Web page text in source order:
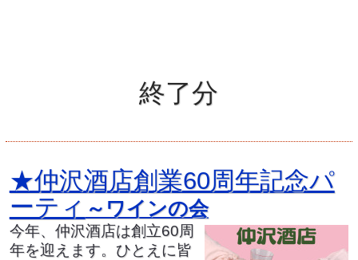
終了分
★仲沢酒店創業60周年記念パ
ーティ ～ワインの会
今年、仲沢酒店は創立60周
年を迎えます。ひとえに皆